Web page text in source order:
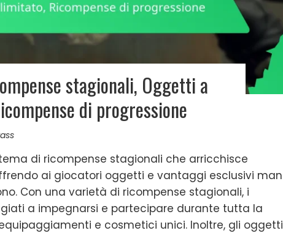
stagionali, Oggetti a
di progressione
di ricompense stagionali che arricchisce
ai giocatori oggetti e vantaggi esclusivi man
Con una varietà di ricompense stagionali, i
a impegnarsi e partecipare durante tutta la
e cosmetici unici. Inoltre, gli oggetti